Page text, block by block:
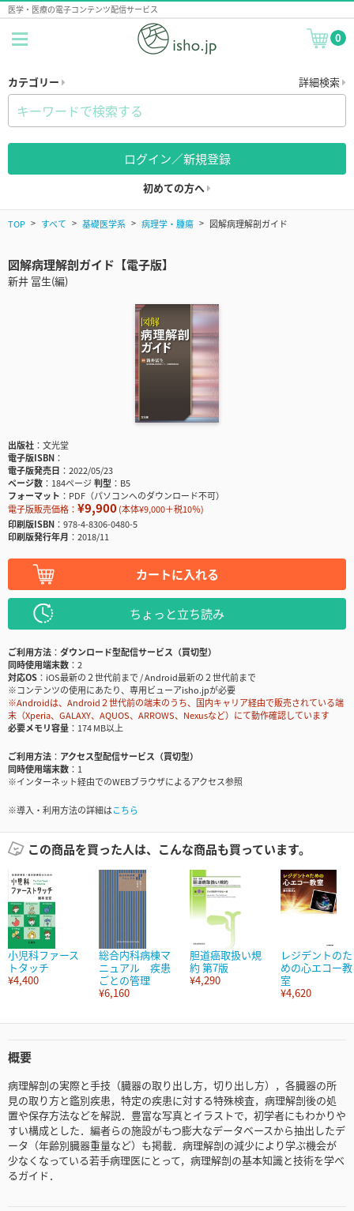
医学・医療の電子コンテンツ配信サービス
0
カテゴリー 詳細検索
ログイン／新規登録
初めての方へ
TOP すべて 基礎医学系 病理学・腫瘍 図解病理解剖ガイド
図解病理解剖ガイド【電子版】
新井 冨生(編)
出版社
文光堂
電子版ISBN
電子版発売日
2022/05/23
ページ数
184ページ判型
B5
フォーマット
PDF（パソコンへのダウンロード不可）
電子版販売価格： ¥9,900(本体¥9,000＋税10％)
印刷版ISBN
978-4-8306-0480-5
印刷版発行年月
2018/11
カートに入れる
ちょっと立ち読み
ご利用方法
ダウンロード型配信サービス（買切型）
同時使用端末数
2
対応OS
iOS最新の２世代前まで / Android最新の２世代前まで
※コンテンツの使用にあたり、専用ビューアisho.jpが必要
※Androidは、Android２世代前の端末のうち、国内キャリア経由で販売されている端
末（Xperia、GALAXY、AQUOS、ARROWS、Nexusなど）にて動作確認しています
必要メモリ容量
174 MB以上
ご利用方法
アクセス型配信サービス（買切型）
同時使用端末数
1
※インターネット経由でのWEBブラウザによるアクセス参照
※導入・利用方法の詳細はこちら
この商品を買った人は、こんな商品も買っています。
小児科ファース
トタッチ
¥4,400
総合内科病棟マ
ニュアル 疾患
ごとの管理
¥6,160
胆道癌取扱い規
約 第7版
¥4,290
レジデントのた
めの心エコー教
室
¥4,620
概要
病理解剖の実際と手技（臓器の取り出し方，切り出し方），各臓器の所
見の取り方と鑑別疾患，特定の疾患に対する特殊検査，病理解剖後の処
置や保存方法などを解説．豊富な写真とイラストで，初学者にもわかりや
すい構成とした．編者らの施設がもつ膨大なデータベースから抽出したデ
ータ（年齢別臓器重量など）も掲載．病理解剖の減少により学ぶ機会が
少なくなっている若手病理医にとって，病理解剖の基本知識と技術を学べ
るガイド．